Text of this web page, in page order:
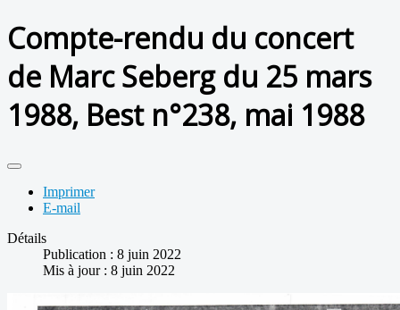
Compte-rendu du concert
de Marc Seberg du 25 mars
1988, Best n°238, mai 1988
Imprimer
E-mail
Détails
Publication : 8 juin 2022
Mis à jour : 8 juin 2022